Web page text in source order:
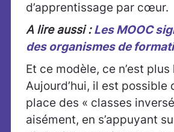
d’apprentissage par cœur.
A lire aussi :Les MOOC
des organismes de
Et ce modèle, ce n’est plus
Aujourd’hui, il est possible
place des « classes
aisément, en s’appuyant